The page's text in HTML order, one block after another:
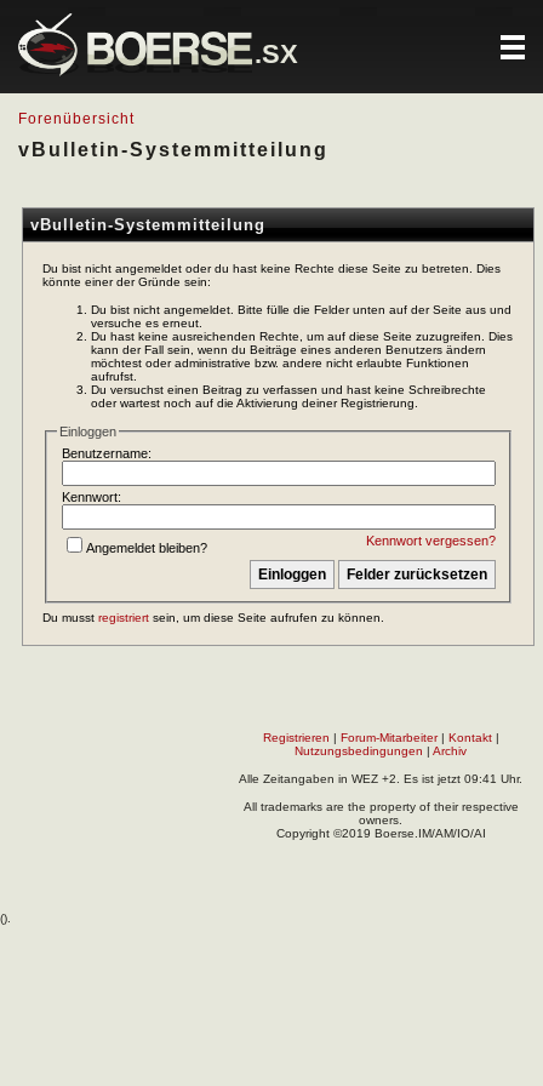
.SX
Forenübersicht
vBulletin-Systemmitteilung
vBulletin-Systemmitteilung
Du bist nicht angemeldet oder du hast keine Rechte diese Seite zu betreten. Dies
könnte einer der Gründe sein:
Du bist nicht angemeldet. Bitte fülle die Felder unten auf der Seite aus und
versuche es erneut.
Du hast keine ausreichenden Rechte, um auf diese Seite zuzugreifen. Dies
kann der Fall sein, wenn du Beiträge eines anderen Benutzers ändern
möchtest oder administrative bzw. andere nicht erlaubte Funktionen
aufrufst.
Du versuchst einen Beitrag zu verfassen und hast keine Schreibrechte
oder wartest noch auf die Aktivierung deiner Registrierung.
Einloggen
Benutzername:
Kennwort:
Kennwort vergessen?
Angemeldet bleiben?
Du musst registriert sein, um diese Seite aufrufen zu können.
Registrieren | Forum-Mitarbeiter| Kontakt|
Nutzungsbedingungen | Archiv
Alle Zeitangaben in WEZ +2. Es ist jetzt 09:41 Uhr.
All trademarks are the property of their respective
owners.
Copyright ©2019 Boerse.IM/AM/IO/AI
().